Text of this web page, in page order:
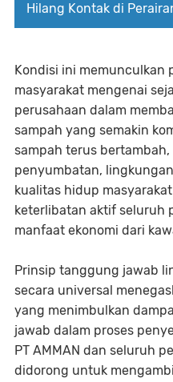
Hilang Kontak di
Kondisi ini memunculkan
masyarakat mengenai
perusahaan dalam
sampah yang semakin
sampah terus
penyumbatan,
kualitas hidup
keterlibatan aktif seluruh
manfaat ekonomi dari
Prinsip tanggung jawab
secara universal
yang menimbulkan
jawab dalam proses
PT AMMAN dan seluruh
didorong untuk